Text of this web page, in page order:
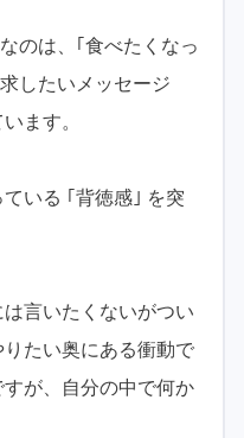
のは、｢食べたくなっ
したいメッセージ
ます。
いる ｢背徳感｣ を突
言いたくないがつい
たい奥にある衝動で
が、自分の中で何か